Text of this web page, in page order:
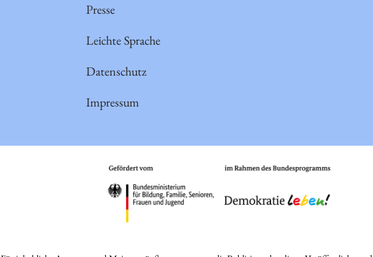
Presse
Leichte Sprache
Datenschutz
Impressum